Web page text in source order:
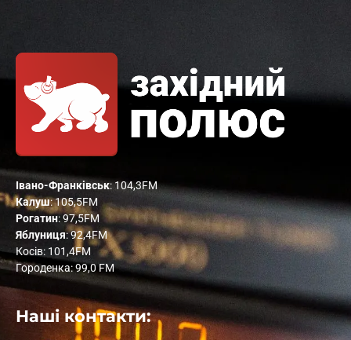
Івано-Франківськ: 104,3FM
Калуш: 105,5FM
Рогатин: 97,5FM
Яблуниця: 92,4FM
Косів: 101,4FM
Городенка: 99,0 FM
Наші контакти: